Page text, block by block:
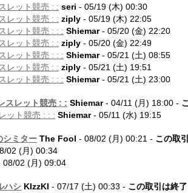
レット競売 : : seri - 05/19 (木) 00:30
レット競売 : : ziply - 05/19 (木) 22:05
レット競売 : : : Shiemar- 05/20 (金) 22:20
レット競売 : : ziply - 05/20 (金) 22:49
レット競売 : : : Shiemar- 05/21 (土) 08:55
レット競売 : : ziply - 05/21 (土) 19:51
レット競売 : : : Shiemar- 05/21 (土) 23:00
スレット競売 : : Shiemar- 04/11 (月) 18:00 -
ット競売 : : : Shiemar- 05/11 (水) 19:15
シミター The Fool - 08/02 (月) 00:21 - この取
02 (月) 00:34
08/02 (月) 09:04
ハシ KIzzKI - 07/17 (土) 00:33 - この取引は終了